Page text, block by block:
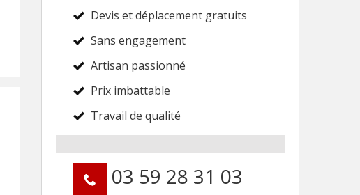
Devis et déplacement gratuits
Sans engagement
Artisan passionné
Prix imbattable
Travail de qualité
03 59 28 31 03